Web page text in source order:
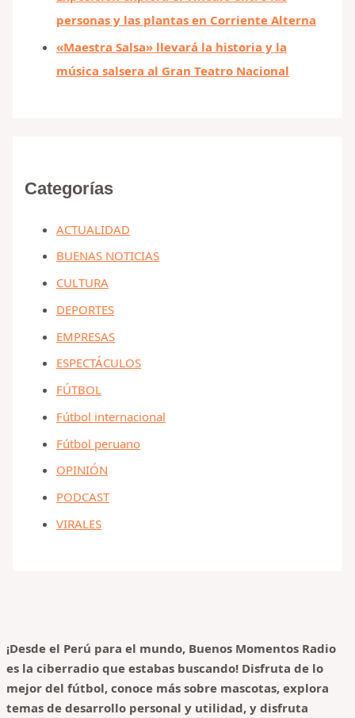
personas y las plantas en Corriente Alterna
«Maestra Salsa» llevará la historia y la
música salsera al Gran Teatro Nacional
Categorías
ACTUALIDAD
BUENAS NOTICIAS
CULTURA
DEPORTES
EMPRESAS
ESPECTÁCULOS
FÚTBOL
Fútbol internacional
Fútbol peruano
OPINIÓN
PODCAST
VIRALES
¡Desde el Perú para el mundo, Buenos Momentos Radio
es la ciberradio que estabas buscando! Disfruta de lo
mejor del fútbol, conoce más sobre mascotas, explora
temas de desarrollo personal y utilidad, y disfruta